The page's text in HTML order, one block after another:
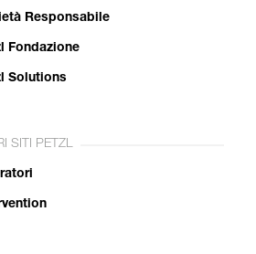
Responsabile
Fondazione
Solutions
SITI PETZL